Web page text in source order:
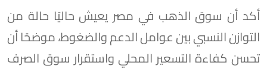
أكد أن سوق الذهب في مصر يعيش حاليًا حالة من
التوازن النسبي بين عوامل الدعم والضغوط، موضحًا أن
تحسن كفاءة التسعير المحلي واستقرار سوق الصرف